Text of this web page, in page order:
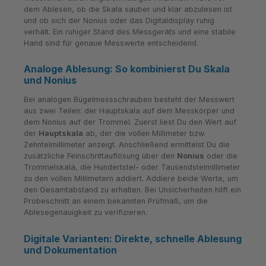
dem Ablesen, ob die Skala sauber und klar abzulesen ist
und ob sich der Nonius oder das Digitaldisplay ruhig
verhält. Ein ruhiger Stand des Messgeräts und eine stabile
Hand sind für genaue Messwerte entscheidend.
Analoge Ablesung: So kombinierst Du Skala
und Nonius
Bei analogen Bügelmessschrauben besteht der Messwert
aus zwei Teilen: der Hauptskala auf dem Messkörper und
dem Nonius auf der Trommel. Zuerst liest Du den Wert auf
der Hauptskala ab, der die vollen Millimeter bzw.
Zehntelmillimeter anzeigt. Anschließend ermittelst Du die
zusätzliche Feinschrittauflösung über den Nonius oder die
Trommelskala, die Hundertstel- oder Tausendstelmillimeter
zu den vollen Millimetern addiert. Addiere beide Werte, um
den Gesamtabstand zu erhalten. Bei Unsicherheiten hilft ein
Probeschnitt an einem bekannten Prüfmaß, um die
Ablesegenauigkeit zu verifizieren.
Digitale Varianten: Direkte, schnelle Ablesung
und Dokumentation